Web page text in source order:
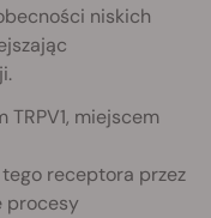
niskich
TRPV1, miejscem
receptora przez
procesy